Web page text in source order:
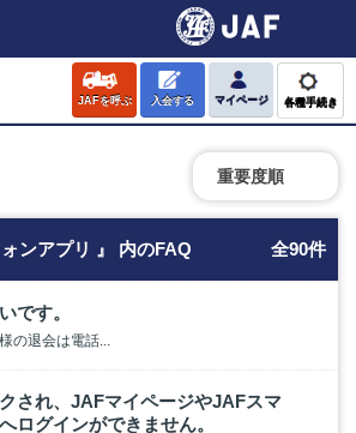
JAFを呼ぶ 入会する マイページ 各種手続き
重要度順
ンアプリ 』 内のFAQ 全90件
です。
の退会は電話...
され、JAFマイページやJAFスマ
ログインができません。